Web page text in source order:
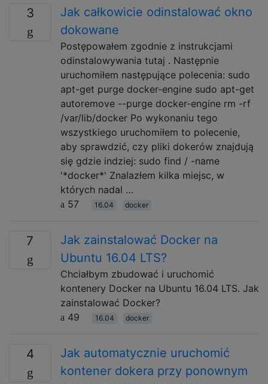
3
Jak całkowicie odinstalować okno
dokowane
Postępowałem zgodnie z instrukcjami
odinstalowywania tutaj . Następnie
uruchomiłem następujące polecenia: sudo
apt-get purge docker-engine sudo apt-get
autoremove --purge docker-engine rm -rf
/var/lib/docker Po wykonaniu tego
wszystkiego uruchomiłem to polecenie,
aby sprawdzić, czy pliki dokerów znajdują
się gdzie indziej: sudo find / -name
'*docker*' Znalazłem kilka miejsc, w
których nadal …
57
16.04 docker
7
Jak zainstalować Docker na
Ubuntu 16.04 LTS?
Chciałbym zbudować i uruchomić
kontenery Docker na Ubuntu 16.04 LTS. Jak
zainstalować Docker?
49
16.04 docker
4
Jak automatycznie uruchomić
kontener dokera przy ponownym